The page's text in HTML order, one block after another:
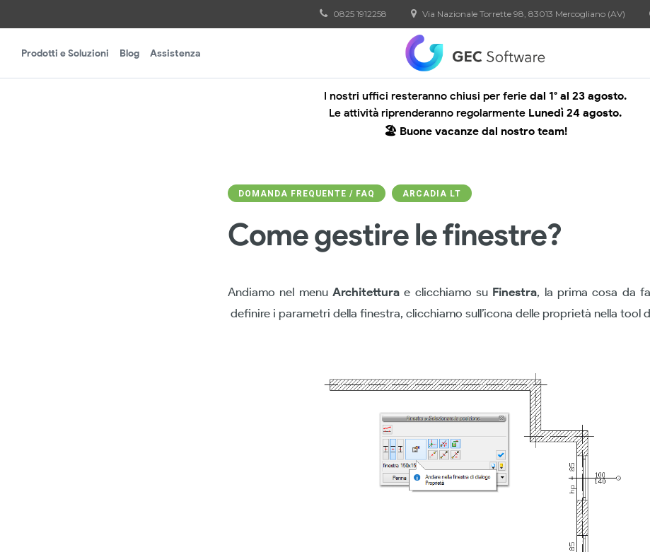
0825 1912258 Via Nazionale Torrette 98, 83013 Mercogliano (AV)
Prodotti e Soluzioni Blog Assistenza
I nostri uffici resteranno chiusi per ferie dal 1° al 23 agosto.
Le attività riprenderanno regolarmente Lunedì 24 agosto.
🏖️ Buone vacanze dal nostro team!
DOMANDA FREQUENTE / FAQ ARCADIA LT
Come gestire le finestre?
Andiamo nel menu Architettura e clicchiamo su Finestra, la prima cosa da
definire i parametri della finestra, clicchiamo sull’icona delle proprietà nella tool